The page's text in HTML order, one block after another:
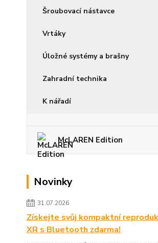
Šroubovací nástavce
Vrtáky
Úložné systémy a brašny
Zahradní technika
K nářadí
McLAREN Edition
Novinky
31.07.2026
Získejte svůj kompaktní
XR s Bluetooth zdarma!